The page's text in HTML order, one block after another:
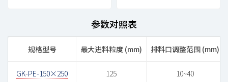
参数对照表
规格型号 最大进料粒度 (mm) 排料口调整范围 (mm)
GK-PE-150×250 125 10~40